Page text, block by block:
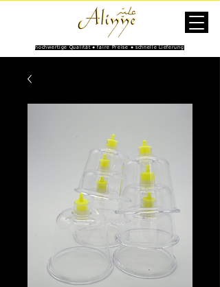
hochwertige Qualität ● faire Preise ● schnelle Lieferung